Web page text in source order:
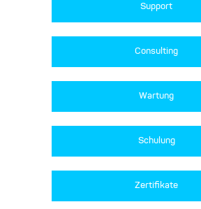
Support
Consulting
Wartung
Schulung
Zertifikate